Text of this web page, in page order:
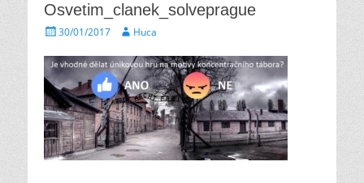
Osvetim_clanek_solveprague
Posted30/01/2017 Author
Huca